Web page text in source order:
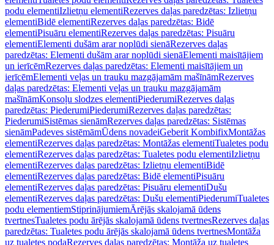
podu elementiIzlietņu elementiRezerves daļas paredzētas: Izlietņu
elementiBidē elementiRezerves daļas paredzētas: Bidē
elementiPisuāru elementiRezerves daļas paredzētas: Pisuāru
elementiElementi dušām arar noplūdi sienāRezerves daļas
paredzētas: Elementi dušām arar noplūdi sienāElementi maisītājiem
un ierīcēmRezerves daļas paredzētas: Elementi maisītājiem un
ierīcēmElementi veļas un trauku mazgājamām mašīnāmRezerves
daļas paredzētas: Elementi veļas un trauku mazgājamām
mašīnāmKonsoļu slodzes elementiPiederumiRezerves daļas
paredzētas: PiederumiPiederumiRezerves daļas paredzētas:
PiederumiSistēmas sienāmRezerves daļas paredzētas: Sistēmas
sienāmPadeves sistēmāmŪdens novadeiGeberit KombifixMontāžas
elementiRezerves daļas paredzētas: Montāžas elementiTualetes podu
elementiRezerves daļas paredzētas: Tualetes podu elementiIzlietņu
elementiRezerves daļas paredzētas: Izlietņu elementiBidē
elementiRezerves daļas paredzētas: Bidē elementiPisuāru
elementiRezerves daļas paredzētas: Pisuāru elementiDušu
elementiRezerves daļas paredzētas: Dušu elementiPiederumiTualetes
podu elementiemStiprinājumiemĀrējās skalojamā ūdens
tvertnesTualetes podu ārējās skalojamā ūdens tvertnesRezerves daļas
paredzētas: Tualetes podu ārējās skalojamā ūdens tvertnesMontāža
uz tualetes podaRezerves daļas paredzētas: Montāža uz tualetes